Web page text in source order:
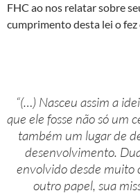
FHC ao nos relatar sobre
cumprimento desta lei o
“(…) Nasceu assim a
que ele fosse não só um
também um lugar de
desenvolvimento.
envolvido desde muito
outro papel, sua